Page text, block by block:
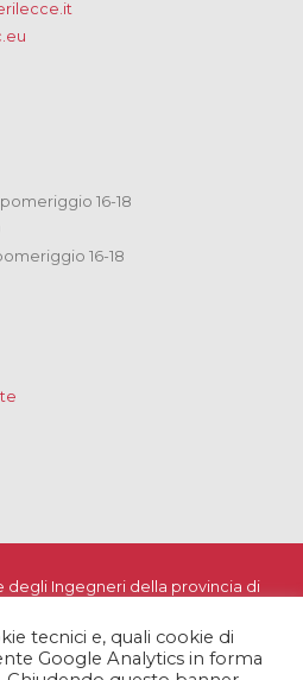
16-18
16-18
degli Ingegneri della provincia di
-Note Legali -Dichiarazione di
tecnici e, quali cookie di
Google Analytics in forma